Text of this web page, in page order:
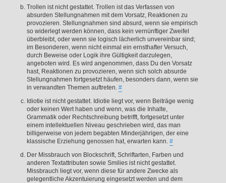
Trollen ist nicht gestattet. Trollen ist das Verfassen von
absurden Stellungnahmen mit dem Vorsatz, Reaktionen zu
provozieren. Stellungnahmen sind absurd, wenn sie empirisch
so widerlegt werden können, dass kein vernünftiger Zweifel
überbleibt, oder wenn sie logisch lächerlich unvereinbar sind;
im Besonderen, wenn nicht einmal ein ernsthafter Versuch,
durch Beweise oder Logik ihre Gültigkeit darzulegen,
angeboten wird. Es wird angenommen, dass Du den Vorsatz
hast, Reaktionen zu provozieren, wenn sich solch absurde
Stellungnahmen fortgesetzt häufen, besonders dann, wenn sie
in verwandten Themen auftreten. #
Idiotie ist nicht gestattet. Idiotie liegt vor, wenn Beiträge wenig
oder keinen Wert haben und wenn, was die Inhalte,
Grammatik oder Rechtschreibung betrifft, fortgesetzt unter
einem intellektuellen Niveau geschrieben wird, das man
billigerweise von jedem begabten Minderjährigen, der eine
klassische Erziehung genossen hat, erwarten kann. #
Der Missbrauch von Blockschrift, Schriftarten, Farben und
anderen Textattributen sowie Smilies ist nicht gestattet.
Missbrauch liegt vor, wenn diese für andere Zwecke als
gelegentliche Akzentuierung eingesetzt werden und dem